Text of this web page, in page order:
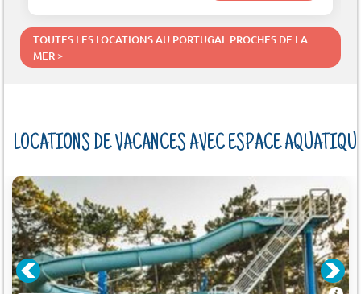
TOUTES LES LOCATIONS AU PORTUGAL PROCHES DE LA
MER >
LOCATIONS DE VACANCES AVEC ESPACE